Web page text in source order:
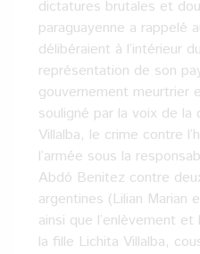
dictatures brutales et
paraguayenne a rappelé
délibéraient à l’intérieur
représentation de son
gouvernement meurtrier
souligné par la voix de la
Villalba, le crime contre
l’armée sous la
Abdó Benitez contre
argentines (Lilian Marian
ainsi que l’enlèvement
la fille Lichita Villalba,